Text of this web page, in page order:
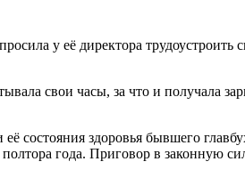
у её директора трудоустроить
свои часы, за что и получала
состояния здоровья бывшего
года. Приговор в законную